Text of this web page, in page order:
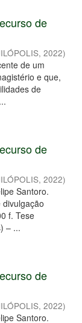
de
, 2022)
de um
e que,
de
de
, 2022)
Santoro.
f. Tese
– ...
de
, 2022)
Santoro.